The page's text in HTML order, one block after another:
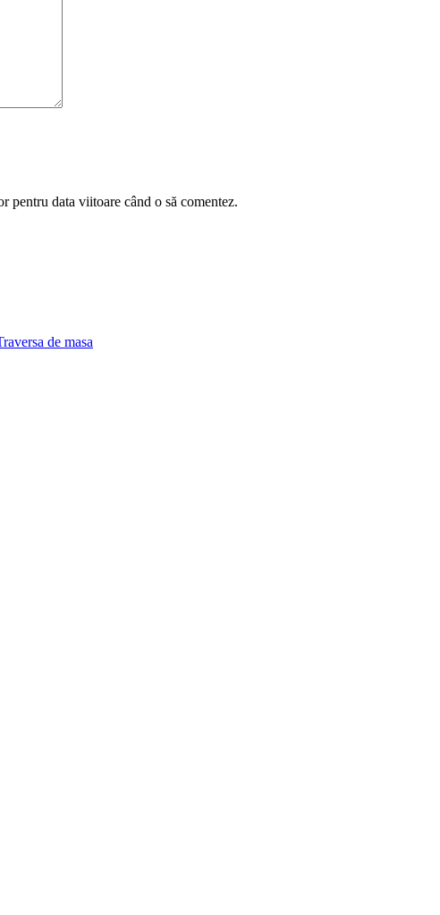
pentru data viitoare când o să comentez.
de masa